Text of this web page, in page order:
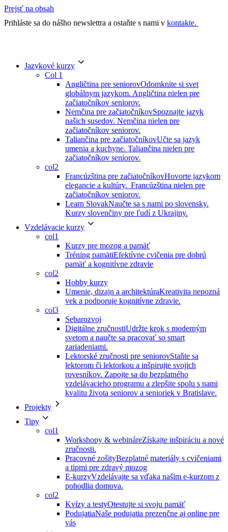
Prejsť na obsah
Prihláste sa do nášho newslettra a ostaňte s nami v kontakte.
Jazykové kurzy
Col 1
Angličtina pre seniorovOdomknite si svet
globálnym jazykom. Angličtina nielen pre
začiatočníkov seniorov.
Nemčina pre začiatočníkovSpoznajte jazyk
našich susedov. Nemčina nielen pre
začiatočníkov seniorov.
Taliančina pre začiatočníkovUčte sa jazyk
umenia a kuchyne. Taliančina nielen pre
začiatočníkov seniorov.
col2
Francúzština pre začiatočníkovHovorte jazykom
elegancie a kultúry. Francúzština nielen pre
začiatočníkov seniorov.
Learn SlovakNaučte sa s nami po slovensky.
Kurzy slovenčiny pre ľudí z Ukrajiny.
Vzdelávacie kurzy
col1
Kurzy pre mozog a pamäť
Tréning pamätiEfektívne cvičenia pre dobrú
pamäť a kognitívne zdravie
col2
Hobby kurzy
Umenie, dizajn a architektúraKreativita nepozná
vek a podporuje kognitívne zdravie.
col3
Sebarozvoj
Digitálne zručnostiUdržte krok s moderným
svetom a naučte sa pracovať so smart
zariadeniami.
Lektorské zručnosti pre seniorovStaňte sa
lektorom či lektorkou a inšpirujte svojich
rovesníkov. Zapojte sa do bezplatného
vzdelávacieho programu a zlepšite spolu s nami
kvalitu života seniorov a senioriek v Bratislave.
Projekty
Tipy
col1
Workshopy & webináreZískajte inšpiráciu a nové
zručnosti.
Pracovné zošityBezplatné materiály s cvičeniami
a tipmi pre zdravý mozog
E-kurzyVzdelávajte sa vďaka našim e-kurzom z
pohodlia domova.
col2
Kvízy a testyOtestujte si svoju pamäť
PodujatiaNaše podujatia prezenčne aj online pre
vás